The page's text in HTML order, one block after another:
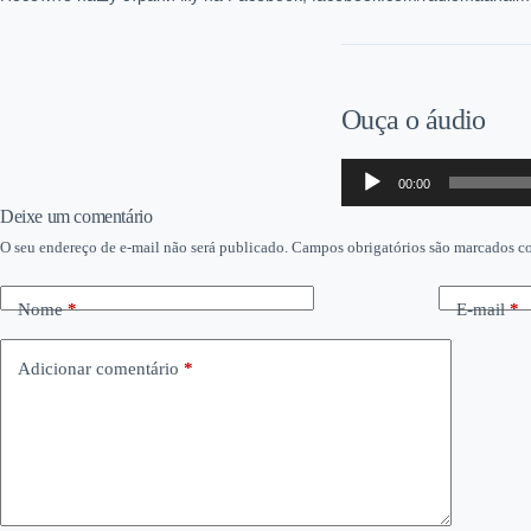
Ouça o áudio
Tocador
áudio
00:00
Deixe um comentário
O seu endereço de e-mail não será publicado. Campos obrigatórios são marcados
Nome* E-mail*
Adicionar comentário *